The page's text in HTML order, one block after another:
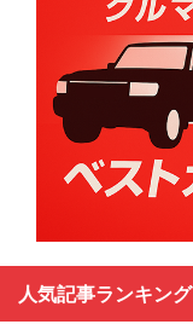
人気記事ランキング